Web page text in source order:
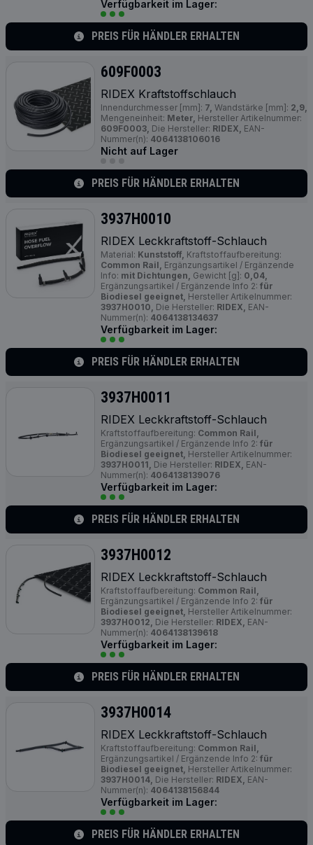
Verfügbarkeit im Lager:
PREIS FÜR HÄNDLER ERHALTEN
609F0003
RIDEX Kraftstoffschlauch
Innendurchmesser [mm]: 7, Wandstärke [mm]: 2,9,
Mengeneinheit: Meter, Hersteller Artikelnummer:
609F0003, Die Hersteller: RIDEX, EAN-
Nummer(n): 4064138106016
Nicht auf Lager
PREIS FÜR HÄNDLER ERHALTEN
3937H0010
RIDEX Leckkraftstoff-Schlauch
Material: Kunststoff, Kraftstoffaufbereitung:
Common Rail, Ergänzungsartikel / Ergänzende
Info: mit Dichtungen, Gewicht [g]: 0,04,
Ergänzungsartikel / Ergänzende Info 2: für
Biodiesel geeignet, Hersteller Artikelnummer:
3937H0010, Die Hersteller: RIDEX, EAN-
Nummer(n): 4064138134637
Verfügbarkeit im Lager:
PREIS FÜR HÄNDLER ERHALTEN
3937H0011
RIDEX Leckkraftstoff-Schlauch
Kraftstoffaufbereitung: Common Rail,
Ergänzungsartikel / Ergänzende Info 2: für
Biodiesel geeignet, Hersteller Artikelnummer:
3937H0011, Die Hersteller: RIDEX, EAN-
Nummer(n): 4064138139076
Verfügbarkeit im Lager:
PREIS FÜR HÄNDLER ERHALTEN
3937H0012
RIDEX Leckkraftstoff-Schlauch
Kraftstoffaufbereitung: Common Rail,
Ergänzungsartikel / Ergänzende Info 2: für
Biodiesel geeignet, Hersteller Artikelnummer:
3937H0012, Die Hersteller: RIDEX, EAN-
Nummer(n): 4064138139618
Verfügbarkeit im Lager:
PREIS FÜR HÄNDLER ERHALTEN
3937H0014
RIDEX Leckkraftstoff-Schlauch
Kraftstoffaufbereitung: Common Rail,
Ergänzungsartikel / Ergänzende Info 2: für
Biodiesel geeignet, Hersteller Artikelnummer:
3937H0014, Die Hersteller: RIDEX, EAN-
Nummer(n): 4064138156844
Verfügbarkeit im Lager:
PREIS FÜR HÄNDLER ERHALTEN